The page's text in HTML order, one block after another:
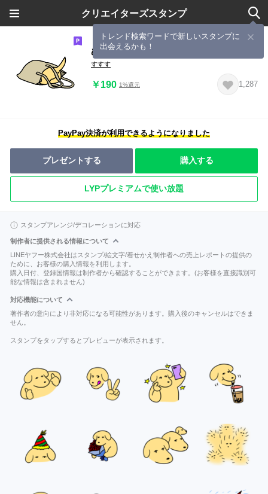
クリエイターズスタンプ
トレンド検索ワードで新しいスタンプに
出会えるかも！
ぬんたん(いぬ) 8
すすす
￥190 1%還元 1,287
PayPay決済が利用できるようになりました
プレゼントする 購入する
LYPプレミアムで使い放題
スタンプアレンジ/デコレーションに対応
制作者に提供される情報について
LINEヤフー株式会社はスタンプ/絵文字/着せかえ制作者への売上レポートの提供の
ために、お客様の購入情報を利用します。
購入日付、登録国情報は制作者から確認することができます。(お客様を直接識別可
能な情報は含まれません)
対応機能について
著作者の意向により非対応になる可能性があります。購入後のキャンセルはできま
せん。
スタンプをタップするとプレビューが表示されます。